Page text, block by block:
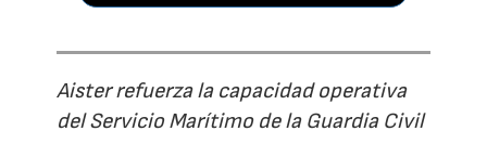
Aister refuerza la capacidad operativa
del Servicio Marítimo de la Guardia Civil